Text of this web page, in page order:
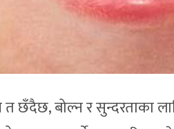
छँदैछ, बोल्न र सुन्दरताका